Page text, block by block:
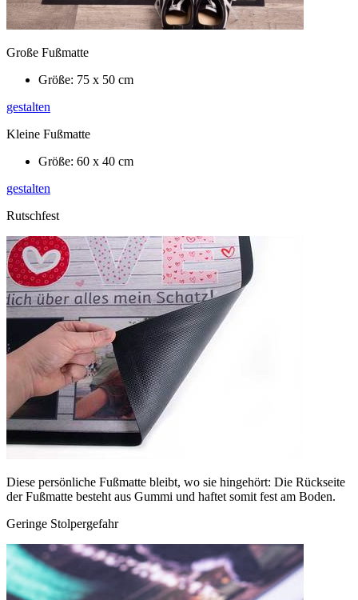
Große Fußmatte
Größe: 75 x 50 cm
gestalten
Kleine Fußmatte
Größe: 60 x 40 cm
gestalten
Rutschfest
Diese persönliche Fußmatte bleibt, wo sie hingehört: Die Rückseite
der Fußmatte besteht aus Gummi und haftet somit fest am Boden.
Geringe Stolpergefahr